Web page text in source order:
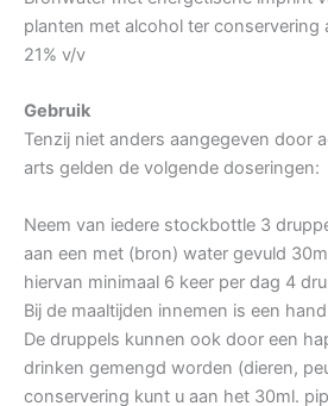
planten met alcohol ter conservering
21% v/v
Gebruik
Tenzij niet anders aangegeven door
arts gelden de volgende doseringen:
Neem van iedere stockbottle 3
aan een met (bron) water gevuld
hiervan minimaal 6 keer per dag 4
Bij de maaltijden innemen is een
De druppels kunnen ook door een
drinken gemengd worden (dieren,
conservering kunt u aan het 30ml.